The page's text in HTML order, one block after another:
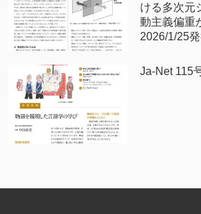
ける多次元
動主義偏
2026/1/25
Ja-Net 115